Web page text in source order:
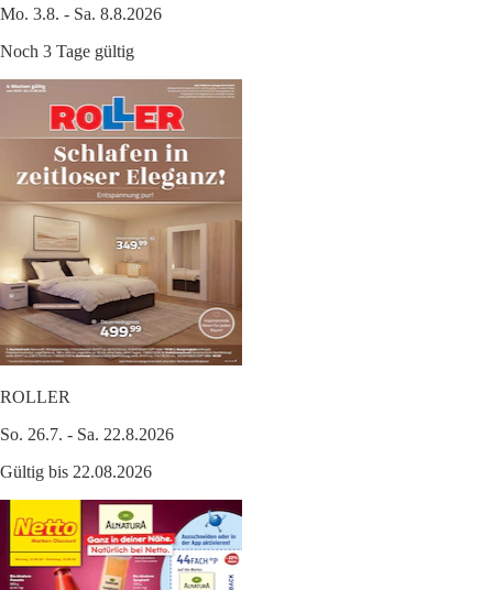
Mo. 3.8. - Sa. 8.8.2026
Noch 3 Tage gültig
ROLLER
So. 26.7. - Sa. 22.8.2026
Gültig bis 22.08.2026